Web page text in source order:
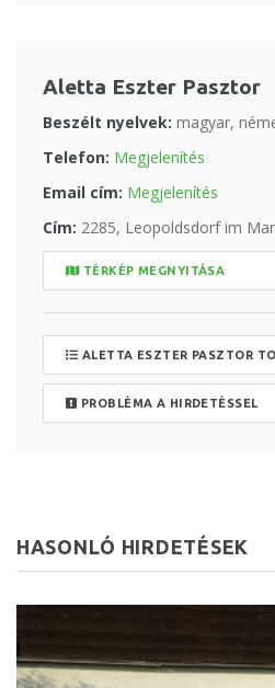
Aletta Eszter Pasztor
Beszélt nyelvek: magyar,
Telefon: Megjelenítés
Email cím: Megjelenítés
Cím: 2285, Leopoldsdorf im
TÉRKÉP MEGNYITÁSA
ALETTA ESZTER PASZTOR
PROBLÉMA A HIRDETÉSSEL
HASONLÓ HIRDETÉSEK